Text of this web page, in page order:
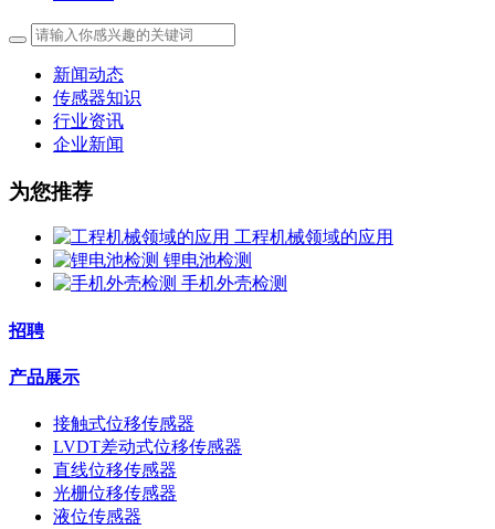
新闻动态
传感器知识
行业资讯
企业新闻
为您推荐
工程机械领域的应用
锂电池检测
手机外壳检测
招聘
产品展示
接触式位移传感器
LVDT差动式位移传感器
直线位移传感器
光栅位移传感器
液位传感器